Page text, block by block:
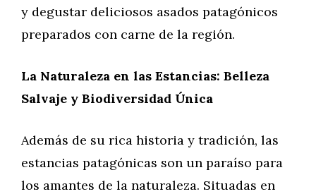
y degustar deliciosos asados patagónicos
preparados con carne de la región.
La Naturaleza en las Estancias: Belleza
Salvaje y Biodiversidad Única
Además de su rica historia y tradición, las
estancias patagónicas son un paraíso para
los amantes de la naturaleza. Situadas en